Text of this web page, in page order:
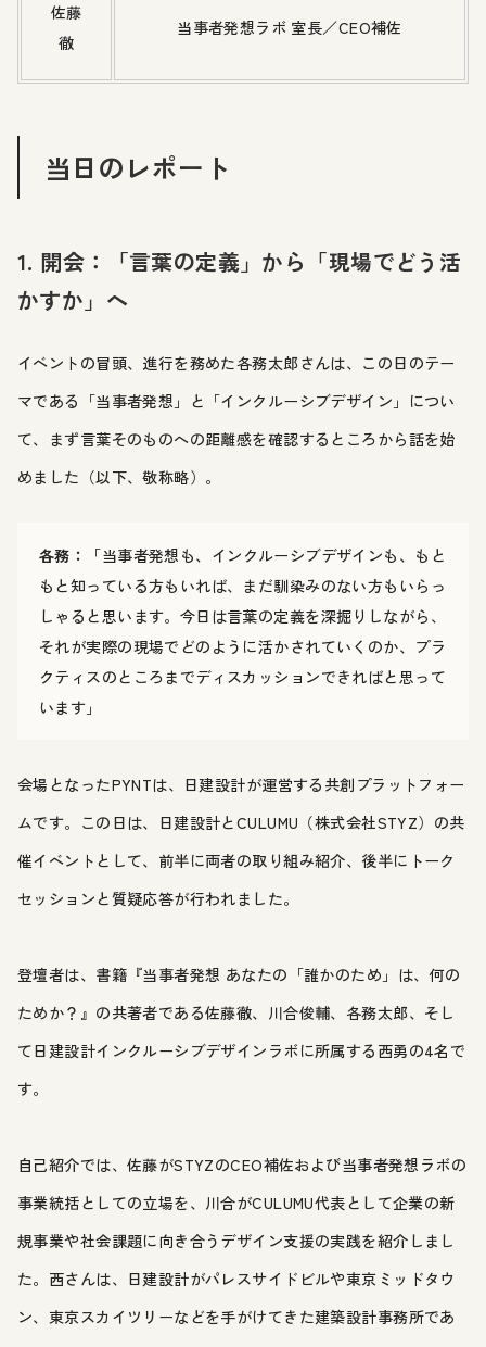
佐藤
徹
当事者発想ラボ 室長／CEO補佐
当日のレポート
1. 開会：「言葉の定義」から「現場でどう活
かすか」へ
イベントの冒頭、進行を務めた各務太郎さんは、この日のテー
マである「当事者発想」と「インクルーシブデザイン」につい
て、まず言葉そのものへの距離感を確認するところから話を始
めました（以下、敬称略）。
各務：
「当事者発想も、インクルーシブデザインも、もと
もと知っている方もいれば、まだ馴染みのない方もいらっ
しゃると思います。今日は言葉の定義を深掘りしながら、
それが実際の現場でどのように活かされていくのか、プラ
クティスのところまでディスカッションできればと思って
います」
会場となったPYNTは、日建設計が運営する共創プラットフォー
ムです。この日は、日建設計とCULUMU（株式会社STYZ）の共
催イベントとして、前半に両者の取り組み紹介、後半にトーク
セッションと質疑応答が行われました。
登壇者は、書籍『当事者発想 あなたの「誰かのため」は、何の
ためか？』の共著者である佐藤徹、川合俊輔、各務太郎、そし
て日建設計インクルーシブデザインラボに所属する西勇の4名で
す。
自己紹介では、佐藤がSTYZのCEO補佐および当事者発想ラボの
事業統括としての立場を、川合がCULUMU代表として企業の新
規事業や社会課題に向き合うデザイン支援の実践を紹介しまし
た。西さんは、日建設計がパレスサイドビルや東京ミッドタウ
ン、東京スカイツリーなどを手がけてきた建築設計事務所であ